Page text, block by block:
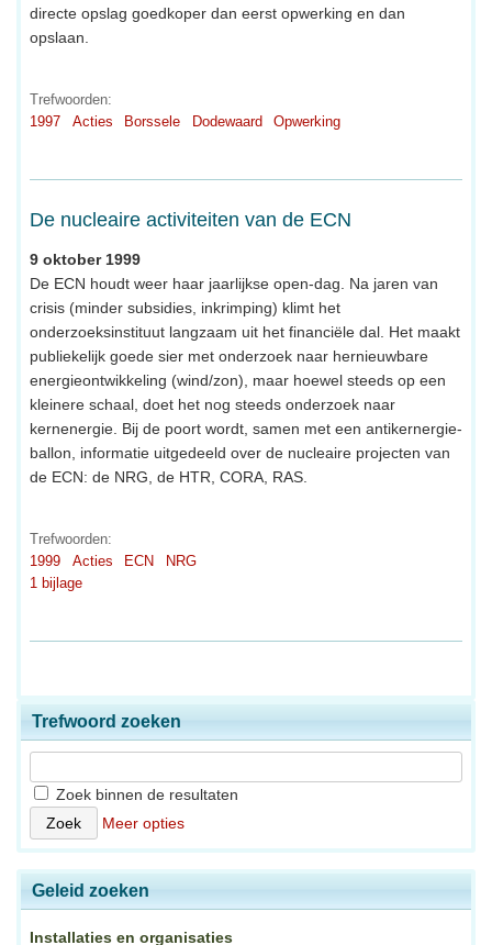
directe opslag goedkoper dan eerst opwerking en dan
opslaan.
Trefwoorden:
1997
Acties Borssele Dodewaard Opwerking
De nucleaire activiteiten van de ECN
9 oktober 1999
De ECN houdt weer haar jaarlijkse open-dag. Na jaren van
crisis (minder subsidies, inkrimping) klimt het
onderzoeksinstituut langzaam uit het financiële dal. Het maakt
publiekelijk goede sier met onderzoek naar hernieuwbare
energieontwikkeling (wind/zon), maar hoewel steeds op een
kleinere schaal, doet het nog steeds onderzoek naar
kernenergie. Bij de poort wordt, samen met een antikernergie-
ballon, informatie uitgedeeld over de nucleaire projecten van
de ECN: de NRG, de HTR, CORA, RAS.
Trefwoorden:
1999
Acties ECN
NRG
1 bijlage
Trefwoord zoeken
Zoek binnen de resultaten
Meer opties
Geleid zoeken
Installaties en organisaties